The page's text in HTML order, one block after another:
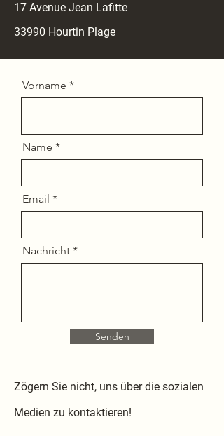
17 Avenue Jean Lafitte
33990 Hourtin Plage
Vorname
Name
Email
Nachricht
Senden
Zögern Sie nicht, uns über die sozialen
Medien zu kontaktieren!